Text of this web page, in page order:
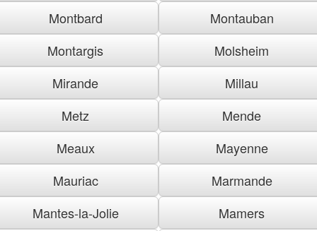
Montbard
Montauban
Montargis
Molsheim
Mirande
Millau
Metz
Mende
Meaux
Mayenne
Mauriac
Marmande
Mantes-la-Jolie
Mamers